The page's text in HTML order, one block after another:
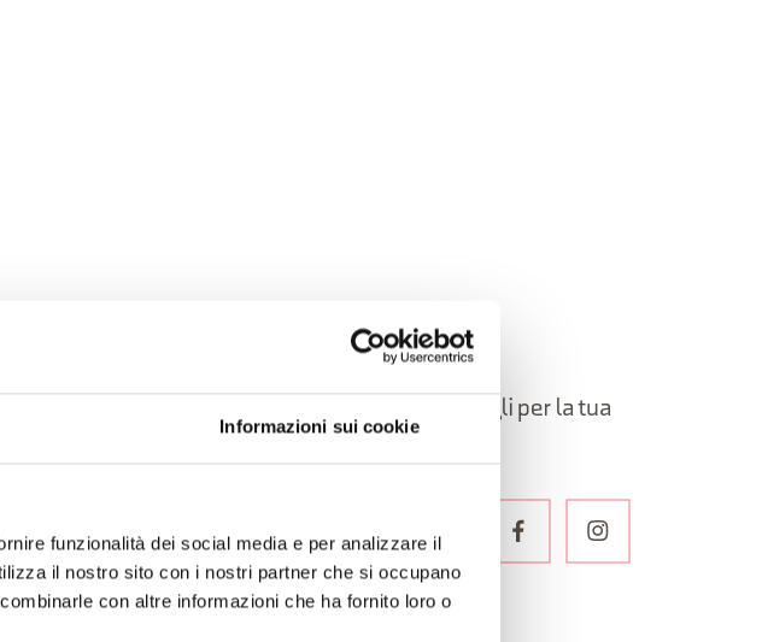
Informazioni sui cookie
funzionalità dei social media e per analizzare il
il nostro sito con i nostri partner che si occupano
con altre informazioni che ha fornito loro o
alla newsletter delle Dolomiti Bellunesi!
notizie, informazioni, itinerari, idee e consigli per la tua